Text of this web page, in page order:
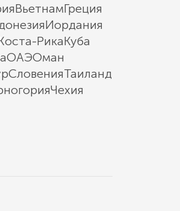
ВьетнамГреция
Иордания
РикаКуба
ОАЭОман
СловенияТаиланд
Чехия